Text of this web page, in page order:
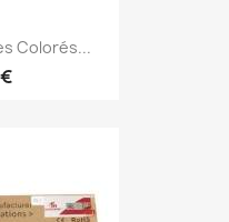
Colorés...